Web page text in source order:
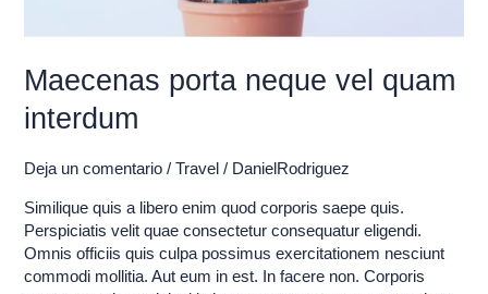
Maecenas porta neque vel quam
interdum
Deja un comentario /Travel / DanielRodriguez
Similique quis a libero enim quod corporis saepe quis.
Perspiciatis velit quae consectetur consequatur eligendi.
Omnis officiis quis culpa possimus exercitationem nesciunt
commodi mollitia. Aut eum in est. In facere non. Corporis